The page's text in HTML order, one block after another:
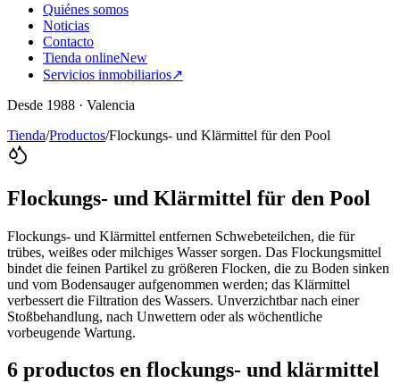
Quiénes somos
Noticias
Contacto
Tienda onlineNew
Servicios inmobiliarios↗
Desde 1988 · Valencia
Tienda/Productos/Flockungs- und Klärmittel für den Pool
Flockungs- und Klärmittel für den Pool
Flockungs- und Klärmittel entfernen Schwebeteilchen, die für
trübes, weißes oder milchiges Wasser sorgen. Das Flockungsmittel
bindet die feinen Partikel zu größeren Flocken, die zu Boden sinken
und vom Bodensauger aufgenommen werden; das Klärmittel
verbessert die Filtration des Wassers. Unverzichtbar nach einer
Stoßbehandlung, nach Unwettern oder als wöchentliche
vorbeugende Wartung.
6 productos en flockungs- und klärmittel